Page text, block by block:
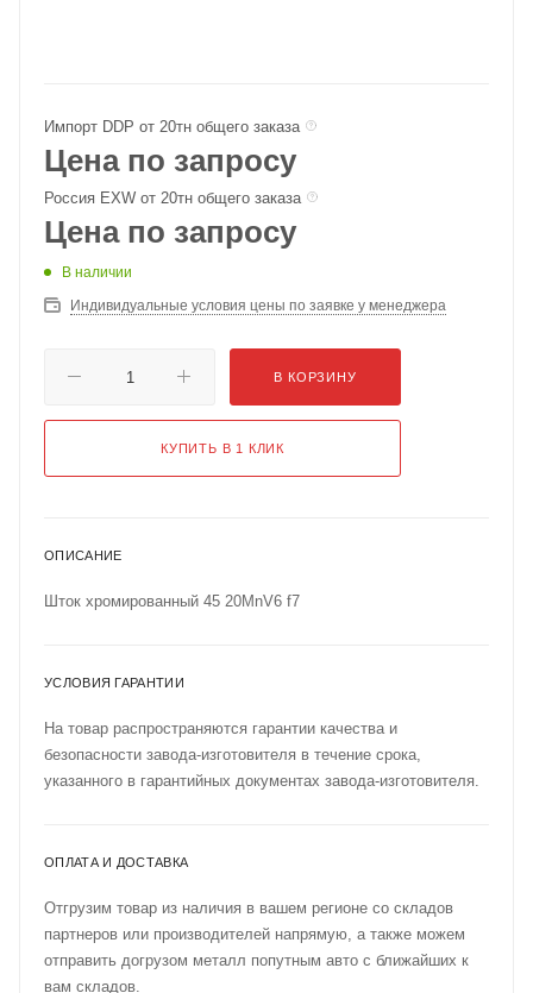
Импорт DDP от 20тн общего заказа
Цена по запросу
Россия EXW от 20тн общего заказа
Цена по запросу
В наличии
Индивидуальные условия цены по заявке у менеджера
В КОРЗИНУ
КУПИТЬ В 1 КЛИК
ОПИСАНИЕ
Шток хромированный 45 20MnV6 f7
УСЛОВИЯ ГАРАНТИИ
На товар распространяются гарантии качества и
безопасности завода-изготовителя в течение срока,
указанного в гарантийных документах завода-изготовителя.
ОПЛАТА И ДОСТАВКА
Отгрузим товар из наличия в вашем регионе со складов
партнеров или производителей напрямую, а также можем
отправить догрузом металл попутным авто с ближайших к
вам складов.